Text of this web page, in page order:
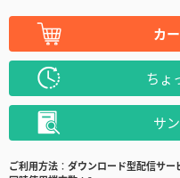
カ
ちょ
サ
ご利用方法
ダウンロード型配信サー